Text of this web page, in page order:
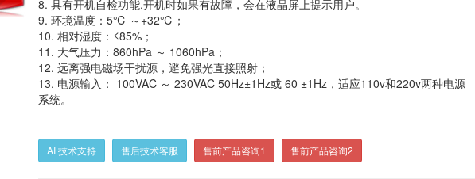
8. 具有开机自检功能,开机时如果有故障，会在液晶屏上提示用户。
9. 环境温度： 5℃ ～+32℃ ；
10. 相对湿度：≤85%；
11. 大气压力：860hPa ～ 1060hPa；
12. 远离强电磁场干扰源，避免强光直接照射；
13. 电源输入： 100VAC ～ 230VAC 50Hz±1Hz或 60 ±1Hz，适应110v和220v两种电源
系统。
AI 技术支持 售后技术客服 售前产品咨询1 售前产品咨询2